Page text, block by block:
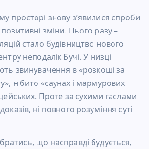
просторі знову з’явилися спроби
зміни. Цього разу –
стало будівництво нового
неподалік Бучі. У низці
звинувачення в «розкоші за
нібито «саунах і мармурових
Проте за сухими гаслами
ні повного розуміння суті
що насправді будується,